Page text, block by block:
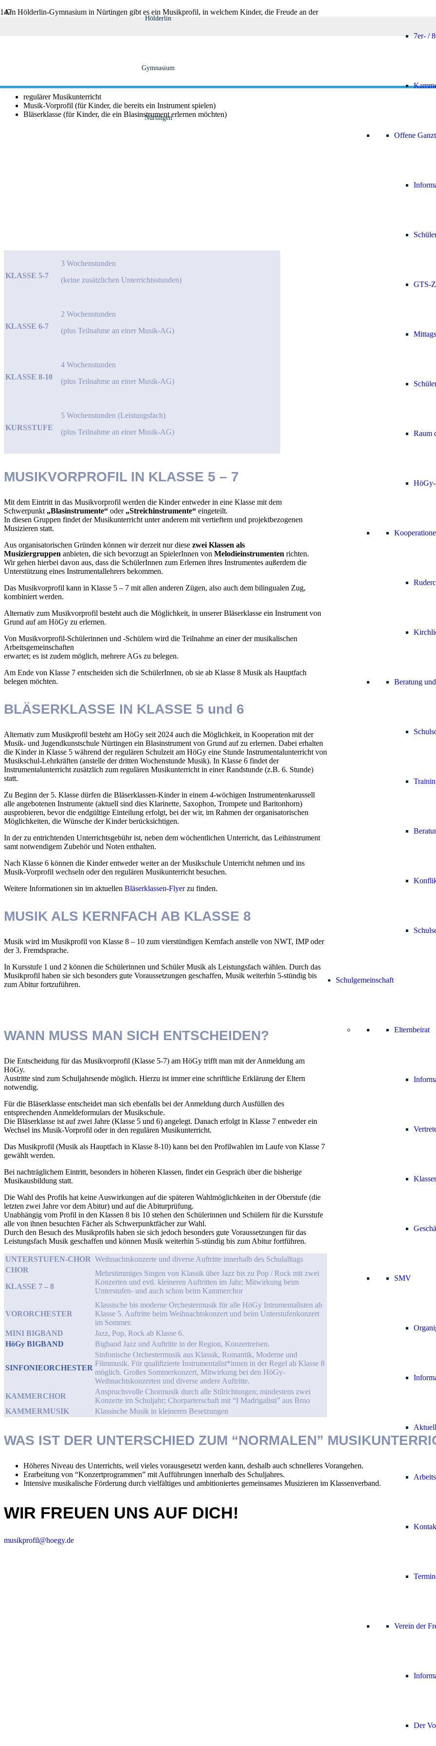
Hölderlin
Gymnasium
Nürtingen
7er- /
Offene
GTS-
Raum
Beratung
Schulgemeinschaft
Elternbeirat
SMV
Verein der
Der
Am Hölderlin-Gymnasium in Nürtingen gibt es ein Musikprofil, in welchem Kinder, die Freude an der
Musik haben, vielfältig gefördert werden. Dabei legen wir besonderen Wert auf die Musizierpraxis.
regulärer Musikunterricht
Musik-Vorprofil (für Kinder, die bereits ein Instrument spielen)
Bläserklasse (für Kinder, die ein Blasinstrument erlernen möchten)
KLASSE 5-7
3 Wochenstunden
(keine zusätzlichen Unterrichtsstunden)
KLASSE 6-7
2 Wochenstunden
(plus Teilnahme an einer Musik-AG)
KLASSE 8-10
4 Wochenstunden
(plus Teilnahme an einer Musik-AG)
KURSSTUFE
5 Wochenstunden (Leistungsfach)
(plus Teilnahme an einer Musik-AG)
MUSIKVORPROFIL IN KLASSE 5 – 7
Mit dem Eintritt in das Musikvorprofil werden die Kinder entweder in eine Klasse mit dem
Schwerpunkt „Blasinstrumente“ oder „Streichinstrumente“ eingeteilt.
In diesen Gruppen findet der Musikunterricht unter anderem mit vertieftem und projektbezogenen
Musizieren statt.
Aus organisatorischen Gründen können wir derzeit nur diese zwei Klassen als
Musiziergruppen anbieten, die sich bevorzugt an SpielerInnen von Melodieinstrumenten richten.
Wir gehen hierbei davon aus, dass die SchülerInnen zum Erlernen ihres Instrumentes außerdem die
Unterstützung eines Instrumentallehrers bekommen.
Das Musikvorprofil kann in Klasse 5 – 7 mit allen anderen Zügen, also auch dem bilingualen Zug,
kombiniert werden.
Alternativ zum Musikvorprofil besteht auch die Möglichkeit, in unserer Bläserklasse ein Instrument von
Grund auf am HöGy zu erlernen.
Von Musikvorprofil-Schülerinnen und -Schülern wird die Teilnahme an einer der musikalischen
Arbeitsgemeinschaften
erwartet; es ist zudem möglich, mehrere AGs zu belegen.
Am Ende von Klasse 7 entscheiden sich die SchülerInnen, ob sie ab Klasse 8 Musik als Hauptfach
belegen möchten.
BLÄSERKLASSE IN KLASSE 5 und 6
Alternativ zum Musikprofil besteht am HöGy seit 2024 auch die Möglichkeit, in Kooperation mit der
Musik- und Jugendkunstschule Nürtingen ein Blasinstrument von Grund auf zu erlernen. Dabei erhalten
die Kinder in Klasse 5 während der regulären Schulzeit am HöGy eine Stunde Instrumentalunterricht von
Musikschul-Lehrkräften (anstelle der dritten Wochenstunde Musik). In Klasse 6 findet der
Instrumentalunterricht zusätzlich zum regulären Musikunterricht in einer Randstunde (z.B. 6. Stunde)
statt.
Zu Beginn der 5. Klasse dürfen die Bläserklassen-Kinder in einem 4-wöchigen Instrumentenkarussell
alle angebotenen Instrumente (aktuell sind dies Klarinette, Saxophon, Trompete und Baritonhorn)
ausprobieren, bevor die endgültige Einteilung erfolgt, bei der wir, im Rahmen der organisatorischen
Möglichkeiten, die Wünsche der Kinder berücksichtigen.
In der zu entrichtenden Unterrichtsgebühr ist, neben dem wöchentlichen Unterricht, das Leihinstrument
samt notwendigem Zubehör und Noten enthalten.
Nach Klasse 6 können die Kinder entweder weiter an der Musikschule Unterricht nehmen und ins
Musik-Vorprofil wechseln oder den regulären Musikunterricht besuchen.
Weitere Informationen sin im aktuellen Bläserklassen-Flyerzu finden.
MUSIK ALS KERNFACH AB KLASSE 8
Musik wird im Musikprofil von Klasse 8 – 10 zum vierstündigen Kernfach anstelle von NWT, IMP oder
der 3. Fremdsprache.
In Kursstufe 1 und 2 können die Schülerinnen und Schüler Musik als Leistungsfach wählen. Durch das
Musikprofil haben sie sich besonders gute Voraussetzungen geschaffen, Musik weiterhin 5-stündig bis
zum Abitur fortzuführen.
WANN MUSS MAN SICH ENTSCHEIDEN?
Die Entscheidung für das Musikvorprofil (Klasse 5-7) am HöGy trifft man mit der Anmeldung am
HöGy.
Austritte sind zum Schuljahrsende möglich. Hierzu ist immer eine schriftliche Erklärung der Eltern
notwendig.
Für die Bläserklasse entscheidet man sich ebenfalls bei der Anmeldung durch Ausfüllen des
entsprechenden Anmeldeformulars der Musikschule.
Die Bläserklasse ist auf zwei Jahre (Klasse 5 und 6) angelegt. Danach erfolgt in Klasse 7 entweder ein
Wechsel ins Musik-Vorprofil oder in den regulären Musikunterricht.
Das Musikprofil (Musik als Hauptfach in Klasse 8-10) kann bei den Profilwahlen im Laufe von Klasse 7
gewählt werden.
Bei nachträglichem Eintritt, besonders in höheren Klassen, findet ein Gespräch über die bisherige
Musikausbildung statt.
Die Wahl des Profils hat keine Auswirkungen auf die späteren Wahlmöglichkeiten in der Oberstufe (die
letzten zwei Jahre vor dem Abitur) und auf die Abiturprüfung.
Unabhängig vom Profil in den Klassen 8 bis 10 stehen den Schülerinnen und Schülern für die Kursstufe
alle von ihnen besuchten Fächer als Schwerpunktfächer zur Wahl.
Durch den Besuch des Musikprofils haben sie sich jedoch besonders gute Voraussetzungen für das
Leistungsfach Musik geschaffen und können Musik weiterhin 5-stündig bis zum Abitur fortführen.
UNTERSTUFEN-CHOR Weihnachtskonzerte und diverse Auftritte innerhalb des Schulalltags
CHOR
KLASSE 7 – 8
Mehrstimmiges Singen von Klassik über Jazz bis zu Pop / Rock mit zwei
Konzerten und evtl. kleineren Auftritten im Jahr; Mitwirkung beim
Unterstufen- und auch schon beim Kammerchor
VORORCHESTER
Klassische bis moderne Orchestermusik für alle HöGy Intrumentalisten ab
Klasse 5. Auftritte beim Weihnachtskonzert und beim Unterstufenkonzert
im Sommer.
MINI BIGBAND
Jazz, Pop, Rock ab Klasse 6.
HöGy BIGBAND
Bigband Jazz und Auftritte in der Region, Konzertreisen.
SINFONIEORCHESTER
Sinfonische Orchestermusik aus Klassik, Romantik, Moderne und
Filmmusik. Für qualifizierte Instrumentalist*innen in der Regel ab Klasse 8
möglich. Großes Sommerkonzert, Mitwirkung bei den HöGy-
Weihnachtskonzerten und diverse andere Auftritte.
KAMMERCHOR
Anspruchsvolle Chormusik durch alle Stilrichtungen; mindestens zwei
Konzerte im Schuljahr; Chorparterschaft mit “I Madrigalisti” aus Brno
KAMMERMUSIK
Klassische Musik in kleineren Besetzungen
WAS IST DER UNTERSCHIED ZUM “NORMALEN”
Höheres Niveau des Unterrichts, weil vieles vorausgesetzt werden kann, deshalb auch schnelleres Vorangehen.
Erarbeitung von “Konzertprogrammen” mit Aufführungen innerhalb des Schuljahres.
Intensive musikalische Förderung durch vielfältiges und ambitioniertes gemeinsames Musizieren im Klassenverband.
WIR FREUEN UNS AUF DICH!
musikprofil@hoegy.de